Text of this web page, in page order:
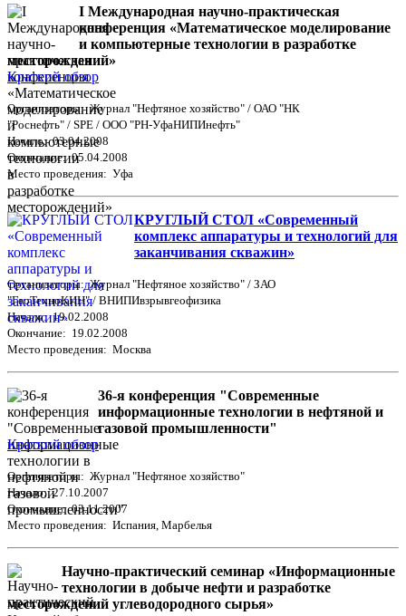
I Международная научно-практическая
конференция «Математическое моделирование
и компьютерные технологии в разработке
месторождений»
Краткий обзор
Организаторы: Журнал "Нефтяное хозяйство" / ОАО "НК
"Роснефть" / SPE / ООО "РН-УфаНИПИнефть"
Начало: 03.04.2008
Окончание: 05.04.2008
Место проведения: Уфа
КРУГЛЫЙ СТОЛ «Современный
комплекс аппаратуры и технологий для
заканчивания скважин»
Организаторы: Журнал "Нефтяное хозяйство" / ЗАО
"ГеоТехноКИН" / ВНИПИвзрывгеофизика
Начало: 19.02.2008
Окончание: 19.02.2008
Место проведения: Москва
36-я конференция "Современные
информационные технологии в нефтяной и
газовой промышленности"
Краткий обзор
Организаторы: Журнал "Нефтяное хозяйство"
Начало: 27.10.2007
Окончание: 03.11.2007
Место проведения: Испания, Марбелья
Научно-практический семинар «Информационные
технологии в добыче нефти и разработке
месторождений углеводородного сырья»